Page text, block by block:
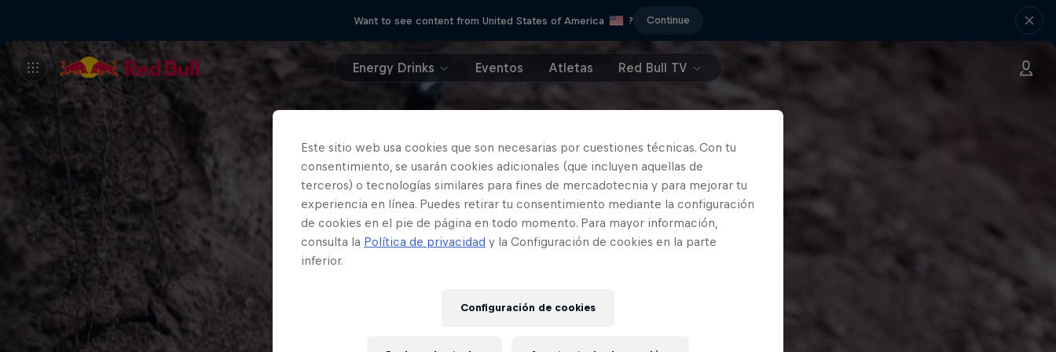
Want to see content from United States of America ? Continue
Energy Drinks Eventos Atletas Red Bull TV
Este sitio web usa cookies que son necesarias por cuestiones técnicas. Con tu
consentimiento, se usarán cookies adicionales (que incluyen aquellas de
terceros) o tecnologías similares para fines de mercadotecnia y para mejorar tu
experiencia en línea. Puedes retirar tu consentimiento mediante la configuración
de cookies en el pie de página en todo momento. Para mayor información,
consulta la Política de privacidad y la Configuración de cookies en la parte
inferior.
Configuración de cookies